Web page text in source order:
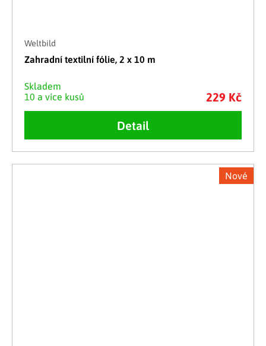
Weltbild
Zahradní textilní fólie, 2 x 10 m
Skladem
10 a více kusů
229 Kč
Detail
Nové